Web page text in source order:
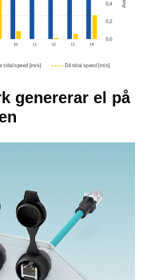
genererar el på